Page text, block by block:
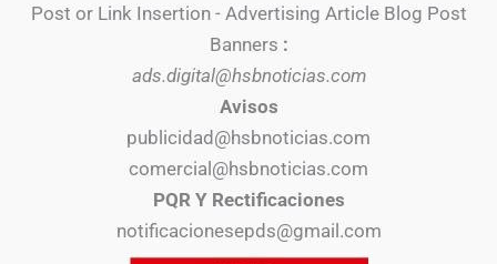
Post or Link Insertion - Advertising Article Blog Post
Banners :
ads.digital@hsbnoticias.com
Avisos
publicidad@hsbnoticias.com
comercial@hsbnoticias.com
PQR Y Rectificaciones
notificacionesepds@gmail.com